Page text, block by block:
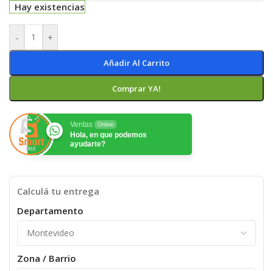
Hay existencias
- +
Añadir Al Carrito
Comprar YA!
Ventas Online
Hola, en que podemos
ayudarte?
Calculá tu entrega
Departamento
Zona / Barrio